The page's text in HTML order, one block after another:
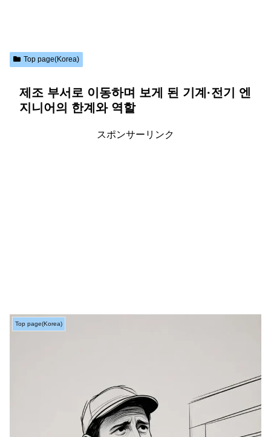
Top page(Korea)
제조 부서로 이동하며 보게 된 기계·전기 엔
지니어의 한계와 역할
スポンサーリンク
Top page(Korea)